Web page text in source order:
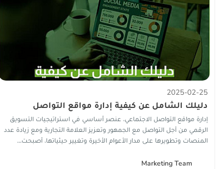
2025-02-25
دليلك الشامل عن كيفية إدارة مواقع التواصل
الاجتماعي
إدارة مواقع التواصل الاجتماعي، عنصر أساسي في استراتيجيات التسويق
الرقمي من أجل التواصل مع الجمهور وتعزيز العلامة التجارية ومع زيادة عدد
المنصات وتطويرها على مدار الأعوام الأخيرة وتغيير حيثياتها، أصبحت...
Marketing Team